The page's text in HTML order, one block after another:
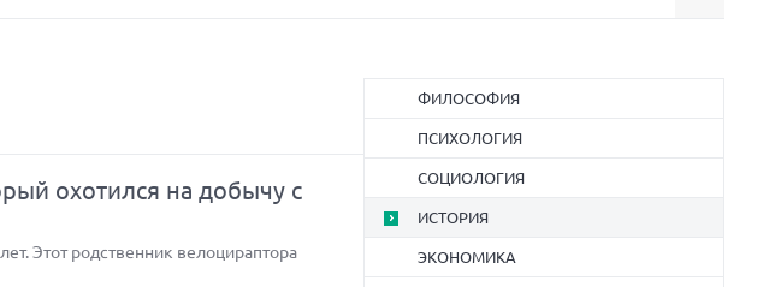
охотился на добычу с
Этот родственник велоцираптора
ФИЛОСОФИЯ
ПСИХОЛОГИЯ
СОЦИОЛОГИЯ
ИСТОРИЯ
ЭКОНОМИКА